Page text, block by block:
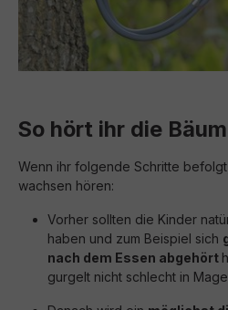
So hört ihr die
Wenn ihr folgende Schritte
wachsen hören:
Vorher sollten die Kinder
haben und zum Beispiel sich
nach dem Essen abgehört
gurgelt nicht schlecht in